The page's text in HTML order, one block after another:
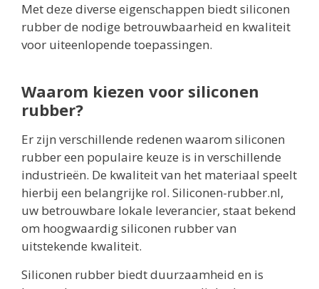
Met deze diverse eigenschappen biedt siliconen
rubber de nodige betrouwbaarheid en kwaliteit
voor uiteenlopende toepassingen.
Waarom kiezen voor siliconen
rubber?
Er zijn verschillende redenen waarom siliconen
rubber een populaire keuze is in verschillende
industrieën. De kwaliteit van het materiaal speelt
hierbij een belangrijke rol. Siliconen-rubber.nl,
uw betrouwbare lokale leverancier, staat bekend
om hoogwaardig siliconen rubber van
uitstekende kwaliteit.
Siliconen rubber biedt duurzaamheid en is